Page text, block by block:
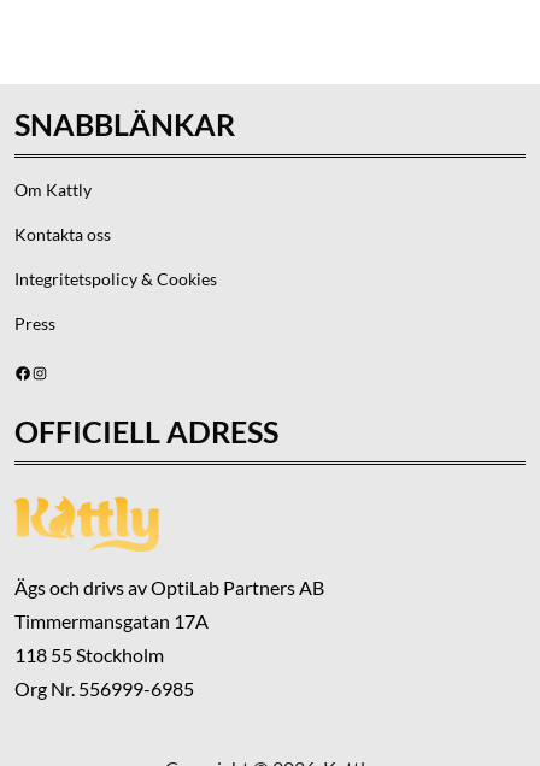
SNABBLÄNKAR
Om Kattly
Kontakta oss
Integritetspolicy & Cookies
Press
Facebook
Instagram
OFFICIELL ADRESS
Ägs och drivs av OptiLab Partners AB
Timmermansgatan 17A
118 55 Stockholm
Org Nr. 556999-6985